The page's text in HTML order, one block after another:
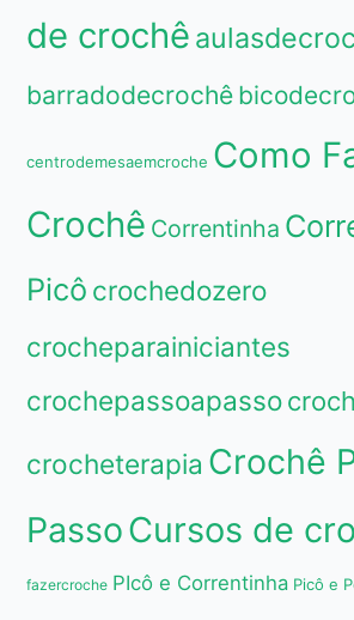
de crochê
barradodecrochê
centrodemesaemcroche Como
Crochê Correntinha
Picô crochedozero
crocheparainiciantes
crochepassoapasso
crocheterapia Crochê
PassoCursos de
fazercroche PIcô e Correntinha Picô e